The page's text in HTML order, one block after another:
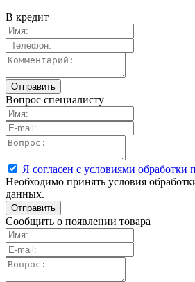
В кредит
Вопрос специалисту
Я согласен с условиями
Необходимо принять условия
данных.
Сообщить о появлении товара